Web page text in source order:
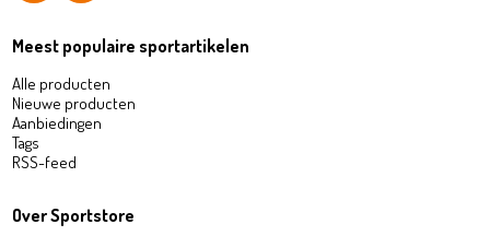
Meest populaire sportartikelen
Alle producten
Nieuwe producten
Aanbiedingen
Tags
RSS-feed
Over Sportstore